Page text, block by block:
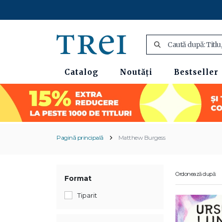
Catalog Noutăți Bestseller
Pagină principală Matthew Burgess
Format
Tiparit
Ordonează după: